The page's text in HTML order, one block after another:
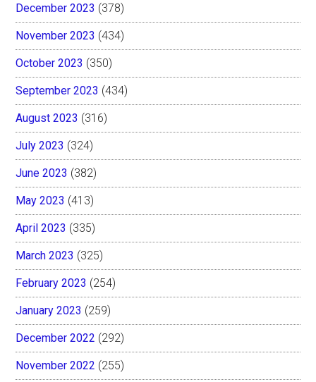
December 2023 (378)
November 2023 (434)
October 2023 (350)
September 2023 (434)
August 2023 (316)
July 2023 (324)
June 2023 (382)
May 2023 (413)
April 2023 (335)
March 2023 (325)
February 2023 (254)
January 2023 (259)
December 2022 (292)
November 2022 (255)